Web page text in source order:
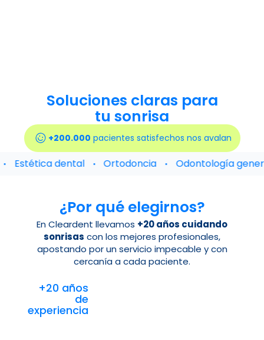
Soluciones claras para
tu sonrisa
+200.000 pacientes satisfechos nos avalan
dental ⋅ Ortodoncia ⋅ Odontología general
¿Por qué elegirnos?
En Cleardent llevamos +20 años cuidando
sonrisas con los mejores profesionales,
apostando por un servicio impecable y con
cercanía a cada paciente.
+20 años
de
experiencia